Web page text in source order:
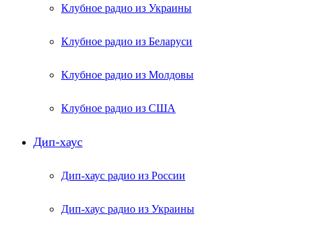
Клубное радио из Украины
Клубное радио из Беларуси
Клубное радио из Молдовы
Клубное радио из США
Дип-хаус
Дип-хаус радио из России
Дип-хаус радио из Украины